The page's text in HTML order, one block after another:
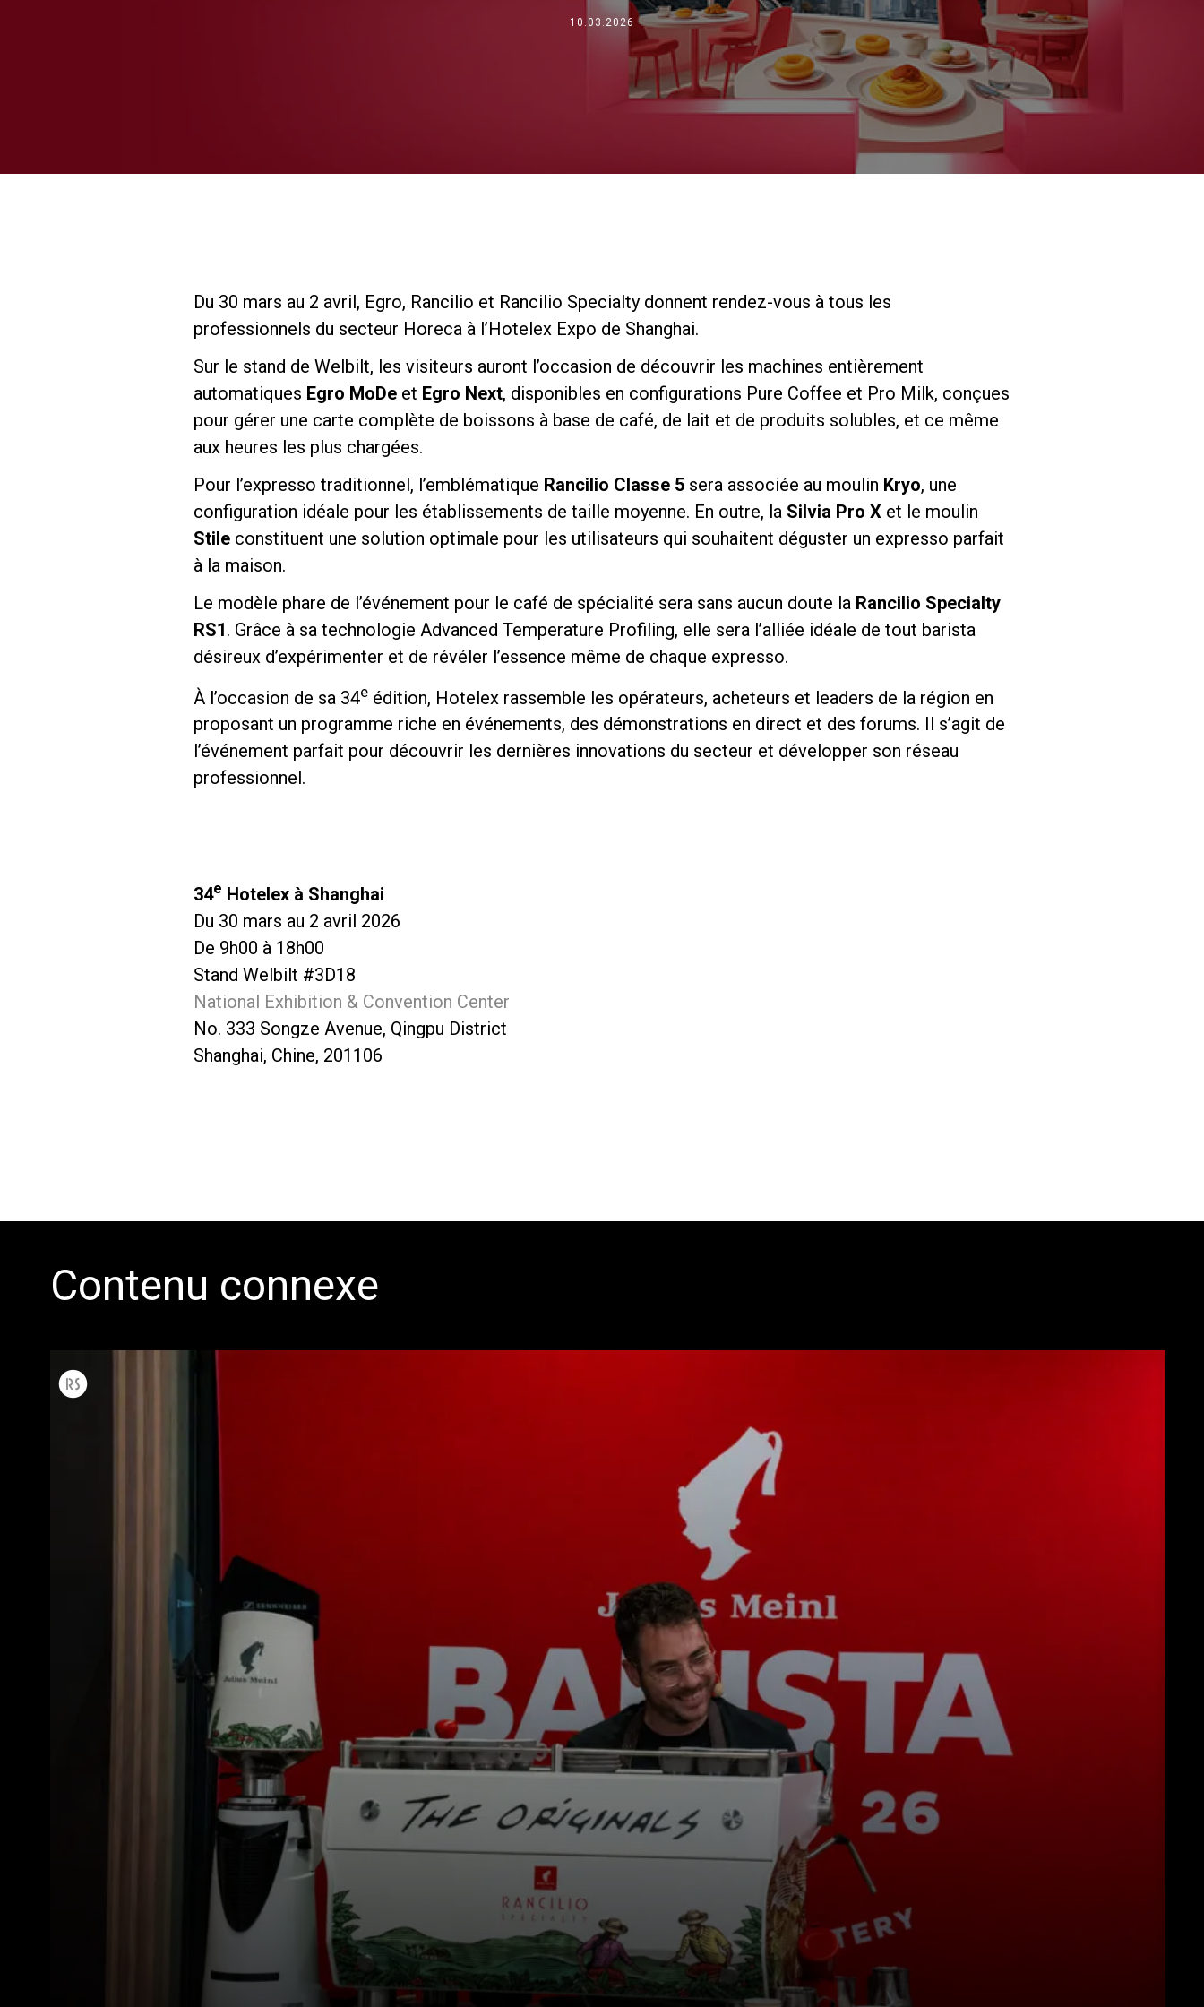
10.03.2026
Du 30 mars au 2 avril, Egro, Rancilio et Rancilio Specialty donnent rendez-vous à tous les
professionnels du secteur Horeca à l’Hotelex Expo de Shanghai.
Sur le stand de Welbilt, les visiteurs auront l’occasion de découvrir les machines entièrement
automatiques Egro MoDeet Egro Next, disponibles en configurations Pure Coffee et Pro Milk, conçues
pour gérer une carte complète de boissons à base de café, de lait et de produits solubles, et ce même
aux heures les plus chargées.
Pour l’expresso traditionnel, l’emblématique Rancilio Classe 5sera associée au moulin Kryo, une
configuration idéale pour les établissements de taille moyenne. En outre, la Silvia Pro Xet le moulin
Stileconstituent une solution optimale pour les utilisateurs qui souhaitent déguster un expresso parfait
à la maison.
Le modèle phare de l’événement pour le café de spécialité sera sans aucun doute la Rancilio Specialty
RS1. Grâce à sa technologie Advanced Temperature Profiling, elle sera l’alliée idéale de tout barista
désireux d’expérimenter et de révéler l’essence même de chaque expresso.
À l’occasion de sa 34eédition, Hotelex rassemble les opérateurs, acheteurs et leaders de la région en
proposant un programme riche en événements, des démonstrations en direct et des forums. Il s’agit de
l’événement parfait pour découvrir les dernières innovations du secteur et développer son réseau
professionnel.
34e Hotelex à Shanghai
Du 30 mars au 2 avril 2026
De 9h00 à 18h00
Stand Welbilt #3D18
National Exhibition & Convention Center
No. 333 Songze Avenue, Qingpu District
Shanghai, Chine, 201106
Contenu connexe
Nouvelles Télécharger
Où nous sommes
Travaille avec nous
laboratoires
Durabilité
Nous contacter
Politique de confidentialité